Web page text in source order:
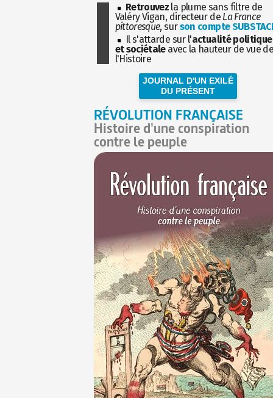
Retrouvez la plume sans filtre de
Valéry Vigan, directeur de La France
pittoresque, surson compte
Il s'attarde sur l'actualité politique
et sociétaleavec la hauteur de vue
l'Histoire
JOURNAL D'UN EXILÉ
DU PRÉSENT
RÉVOLUTION FRANÇAISE
Histoire d'une conspiration
contre le peuple